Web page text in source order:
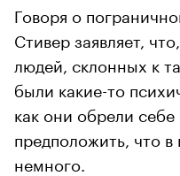
Говоря о
Стивер заявляет,
людей, склонных к
были какие-то
как они обрели
предположить, что
немного.